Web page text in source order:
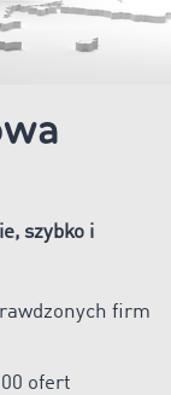
szybko i
firm
ofert